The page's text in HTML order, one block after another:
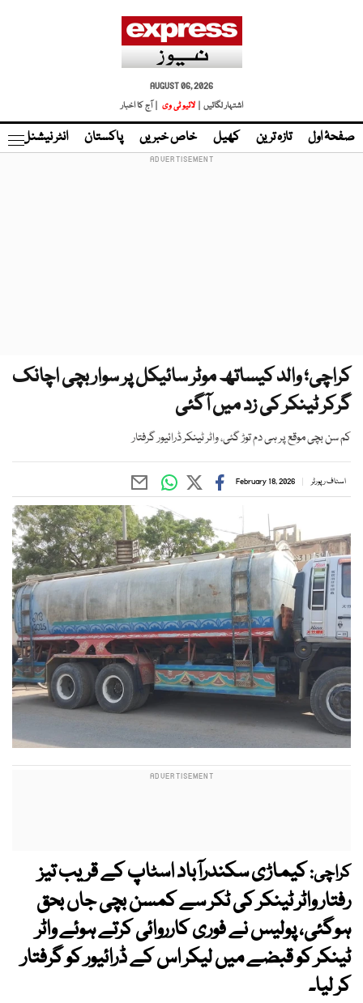
AUGUST 06, 2026
اشتہار لگائیں |
لائیو ٹی وی | آج کا اخبار
صفحۂ اول تازہ ترین کھیل خاص خبریں پاکستان انٹر نیشنل
کراچی؛ والد کیساتھ موٹر سائیکل پر سوار بچی اچانک
گرکر ٹینکر کی زد میں آگئی
کم سن بچی موقع پر ہی دم توڑ گئی، واٹر ٹینکر ڈرائیور گرفتار
اسٹاف رپورٹر February 18, 2026
کراچی:کیماڑی سکندرآباد اسٹاپ کے قریب تیز
رفتار واٹر ٹینکر کی ٹکر سے کمسن بچی جاں بحق
ہوگئی، پولیس نے فوری کارروائی کرتے ہوئے واٹر
ٹینکر کو قبضے میں لیکر اس کے ڈرائیور کو گرفتار
کر لیا۔